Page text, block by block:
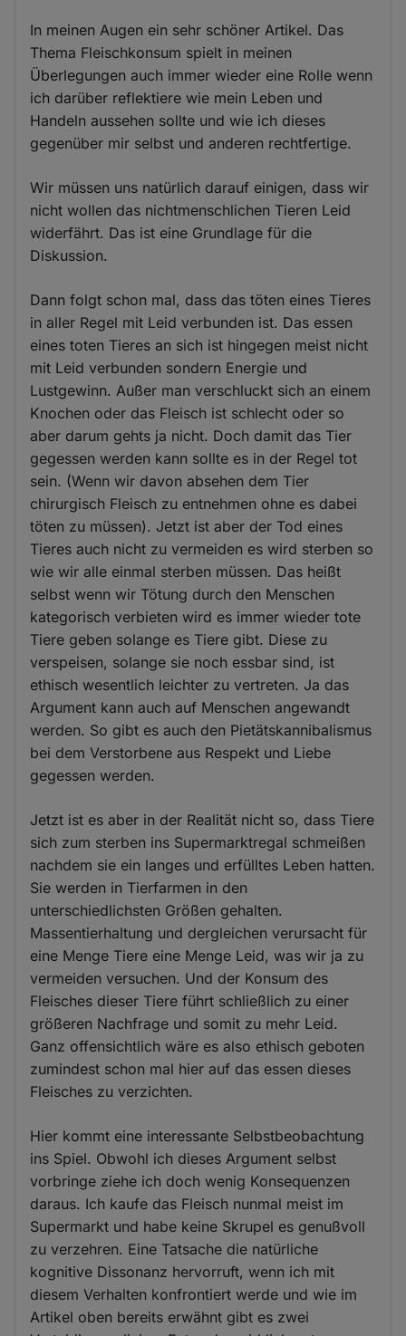
In meinen Augen ein sehr schöner Artikel. Das
Thema Fleischkonsum spielt in meinen
Überlegungen auch immer wieder eine Rolle wenn
ich darüber reflektiere wie mein Leben und
Handeln aussehen sollte und wie ich dieses
gegenüber mir selbst und anderen rechtfertige.
Wir müssen uns natürlich darauf einigen, dass wir
nicht wollen das nichtmenschlichen Tieren Leid
widerfährt. Das ist eine Grundlage für die
Diskussion.
Dann folgt schon mal, dass das töten eines Tieres
in aller Regel mit Leid verbunden ist. Das essen
eines toten Tieres an sich ist hingegen meist nicht
mit Leid verbunden sondern Energie und
Lustgewinn. Außer man verschluckt sich an einem
Knochen oder das Fleisch ist schlecht oder so
aber darum gehts ja nicht. Doch damit das Tier
gegessen werden kann sollte es in der Regel tot
sein. (Wenn wir davon absehen dem Tier
chirurgisch Fleisch zu entnehmen ohne es dabei
töten zu müssen). Jetzt ist aber der Tod eines
Tieres auch nicht zu vermeiden es wird sterben so
wie wir alle einmal sterben müssen. Das heißt
selbst wenn wir Tötung durch den Menschen
kategorisch verbieten wird es immer wieder tote
Tiere geben solange es Tiere gibt. Diese zu
verspeisen, solange sie noch essbar sind, ist
ethisch wesentlich leichter zu vertreten. Ja das
Argument kann auch auf Menschen angewandt
werden. So gibt es auch den Pietätskannibalismus
bei dem Verstorbene aus Respekt und Liebe
gegessen werden.
Jetzt ist es aber in der Realität nicht so, dass Tiere
sich zum sterben ins Supermarktregal schmeißen
nachdem sie ein langes und erfülltes Leben hatten.
Sie werden in Tierfarmen in den
unterschiedlichsten Größen gehalten.
Massentierhaltung und dergleichen verursacht für
eine Menge Tiere eine Menge Leid, was wir ja zu
vermeiden versuchen. Und der Konsum des
Fleisches dieser Tiere führt schließlich zu einer
größeren Nachfrage und somit zu mehr Leid.
Ganz offensichtlich wäre es also ethisch geboten
zumindest schon mal hier auf das essen dieses
Fleisches zu verzichten.
Hier kommt eine interessante Selbstbeobachtung
ins Spiel. Obwohl ich dieses Argument selbst
vorbringe ziehe ich doch wenig Konsequenzen
daraus. Ich kaufe das Fleisch nunmal meist im
Supermarkt und habe keine Skrupel es genußvoll
zu verzehren. Eine Tatsache die natürliche
kognitive Dissonanz hervorruft, wenn ich mit
diesem Verhalten konfrontiert werde und wie im
Artikel oben bereits erwähnt gibt es zwei